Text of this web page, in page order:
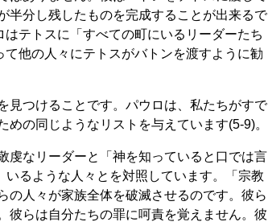
半分し残したものを完成することが出来るで
テトスに「すべての町にいるリーダーたち
他の人々にテトスがバトンを渡すように勧
見つけることです。パウロは、私たちがすで
の同じようなリストを与えています(5-9)。
虔なリーダーと「神を知っていると口では言
るような人々とを対照しています。「宗教
の人々が家族全体を破滅させるのです。彼ら
彼らは自分たちの罪に呵責を覚えません。彼